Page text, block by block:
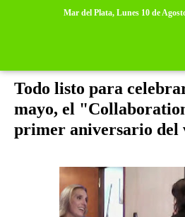
Mar del Plata, Lunes 10 de
Todo listo para
mayo, el
primer aniversario del